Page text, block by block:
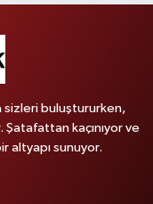
sizleri buluştururken,
kaçınıyor ve
altyapı sunuyor.